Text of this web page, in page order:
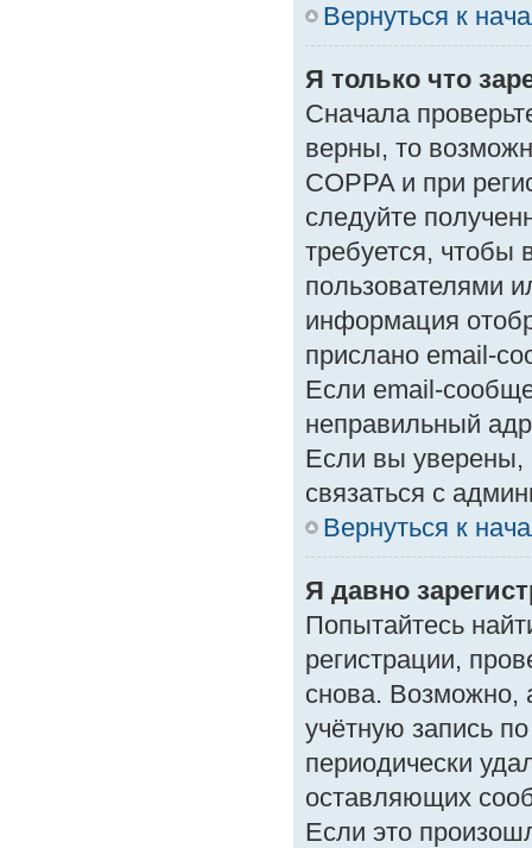
Вернуться к
Я только что
Сначала
верны, то
COPPA и при
следуйте
требуется, чтобы
пользователями
информация
прислано email-
Если email-
неправильный
Если вы уверены,
связаться с
Вернуться к
Я давно
Попытайтесь
регистрации,
снова. Возможно,
учётную запись
периодически
оставляющих
Если это